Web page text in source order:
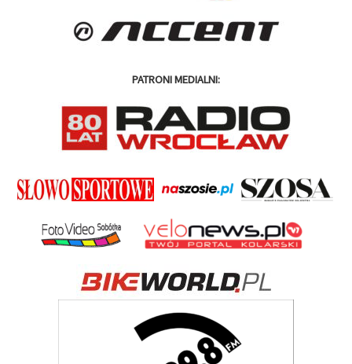
PATRONI MEDIALNI: